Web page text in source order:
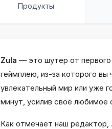
Продукты
Zula — это шутер от первого
геймплею, из-за которого
увлекательный мир или уже
минут, усилив своё любимое
Как отмечает наш редактор,